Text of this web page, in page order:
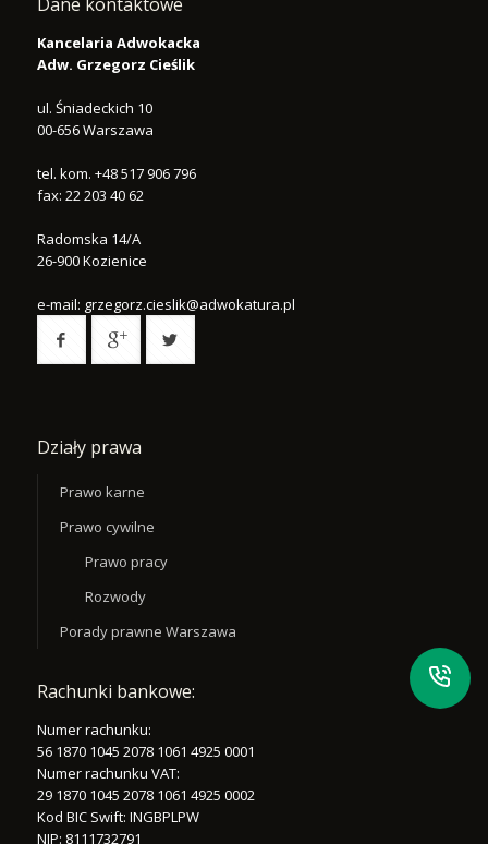
Kancelaria Adwokacka
Adw. Grzegorz Cieślik
ul. Śniadeckich 10
00-656Warszawa
tel. kom. +48 517 906 796
fax: 22 203 40 62
Radomska 14/A
26-900Kozienice
e-mail: grzegorz.cieslik@adwokatura.pl
Działy prawa
Prawo karne
Prawo cywilne
Prawo pracy
Rozwody
Porady prawne Warszawa
Rachunki bankowe:
Numer rachunku:
56 1870 1045 2078 1061 4925 0001
Numer rachunku VAT:
29 1870 1045 2078 1061 4925 0002
Kod BIC Swift: INGBPLPW
NIP: 8111732791